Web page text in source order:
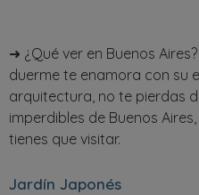
➜ ¿Qué ver en Buenos
duerme te enamora con su
arquitectura, no te pierdas
imperdibles de Buenos
tienes que visitar.
Jardín Japonés